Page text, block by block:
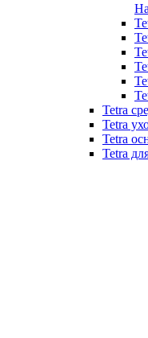
Tetra
Tetra
Tetra
Tetra